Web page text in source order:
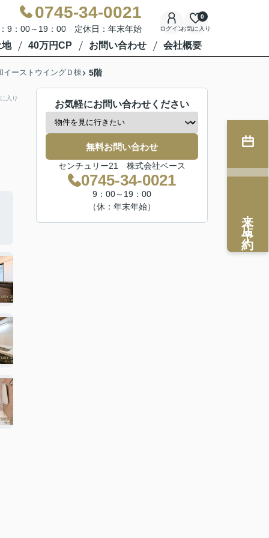
0745-34-0021
9：00～19：00 定休日：年末年始 ログインお気に入り
0
40万円CP お問い合わせ 会社概要
イーストウイングＤ棟 5階
入り
お気軽にお問い合わせください
無料お問い合わせ
センチュリー21 株式会社ベース
0745-34-0021
9：00～19：00
（休：年末年始）
来店予約